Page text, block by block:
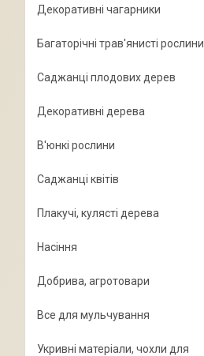
Декоративні чагарники
Багаторічні трав'янисті рослини
Саджанці плодових дерев
Декоративні дерева
В'юнкі рослини
Саджанці квітів
Плакучі, кулясті дерева
Насіння
Добрива, агротовари
Все для мульчування
Укривні матеріали, чохли для